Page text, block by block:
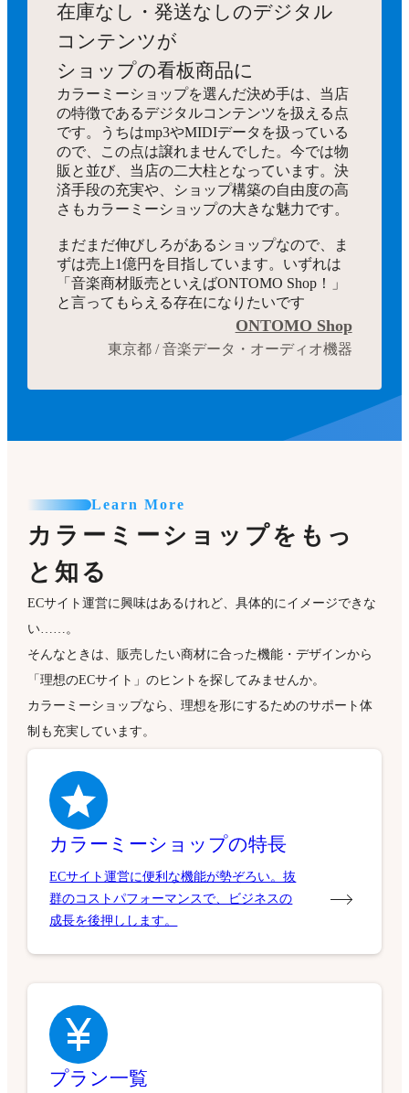
在庫なし・発送なしのデジタル
コンテンツが
ショップの看板商品に
カラーミーショップを選んだ決め手は、当店
の特徴であるデジタルコンテンツを扱える点
です。うちはmp3やMIDIデータを扱っている
ので、この点は譲れませんでした。今では物
販と並び、当店の二大柱となっています。決
済手段の充実や、ショップ構築の自由度の高
さもカラーミーショップの大きな魅力です。
まだまだ伸びしろがあるショップなので、ま
ずは売上1億円を目指しています。いずれは
「音楽商材販売といえばONTOMO Shop！」
と言ってもらえる存在になりたいです
ONTOMO Shop
東京都 / 音楽データ・オーディオ機器
Learn More
カラーミーショップをもっ
と知る
ECサイト運営に興味はあるけれど、具体的にイメージできな
い……。
そんなときは、販売したい商材に合った機能・デザインから
「理想のECサイト」のヒントを探してみませんか。
カラーミーショップなら、理想を形にするためのサポート体
制も充実しています。
カラーミーショップの特長
ECサイト運営に便利な機能が勢ぞろい。抜
群のコストパフォーマンスで、ビジネスの
成長を後押しします。
プラン一覧